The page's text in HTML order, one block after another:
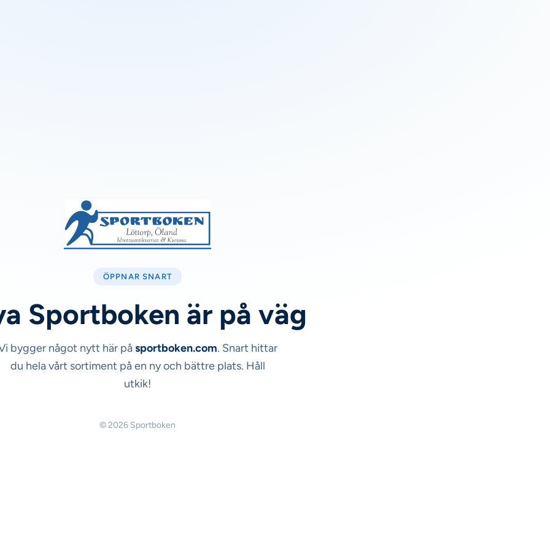
ÖPPNAR SNART
Sportboken är på väg
bygger något nytt här påsportboken.com. Snart hittar
du hela vårt sortiment på en ny och bättre plats. Håll
utkik!
© 2026 Sportboken